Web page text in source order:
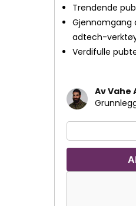
Trendende
adtech-
Verdifulle
Av Vahe